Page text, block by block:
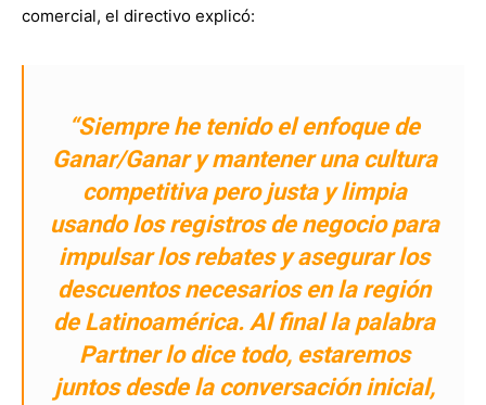
comercial, el directivo explicó:
“Siempre he tenido el enfoque de
Ganar/Ganar y mantener una cultura
competitiva pero justa y limpia
usando los registros de negocio para
impulsar los rebates y asegurar los
descuentos necesarios en la región
de Latinoamérica. Al final la palabra
Partner lo dice todo, estaremos
juntos desde la conversación inicial,